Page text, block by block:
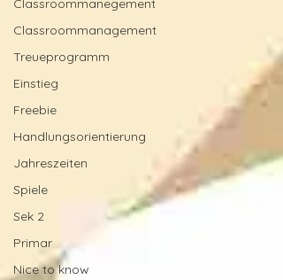
Classroommanegement
Classroommanagement
Treueprogramm
Einstieg
Freebie
Handlungsorientierung
Jahreszeiten
Spiele
Sek 2
Primar
Nice to know